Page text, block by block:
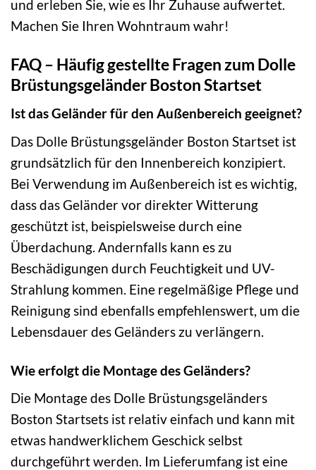
und erleben Sie, wie es Ihr Zuhause aufwertet.
Machen Sie Ihren Wohntraum wahr!
FAQ – Häufig gestellte Fragen zum Dolle
Brüstungsgeländer Boston Startset
Ist das Geländer für den Außenbereich geeignet?
Das Dolle Brüstungsgeländer Boston Startset ist
grundsätzlich für den Innenbereich konzipiert.
Bei Verwendung im Außenbereich ist es wichtig,
dass das Geländer vor direkter Witterung
geschützt ist, beispielsweise durch eine
Überdachung. Andernfalls kann es zu
Beschädigungen durch Feuchtigkeit und UV-
Strahlung kommen. Eine regelmäßige Pflege und
Reinigung sind ebenfalls empfehlenswert, um die
Lebensdauer des Geländers zu verlängern.
Wie erfolgt die Montage des Geländers?
Die Montage des Dolle Brüstungsgeländers
Boston Startsets ist relativ einfach und kann mit
etwas handwerklichem Geschick selbst
durchgeführt werden. Im Lieferumfang ist eine